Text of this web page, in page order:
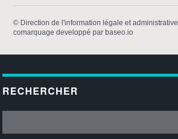
© Direction de l'information légale et administrative
comarquage developpé par baseo.io
RECHERCHER